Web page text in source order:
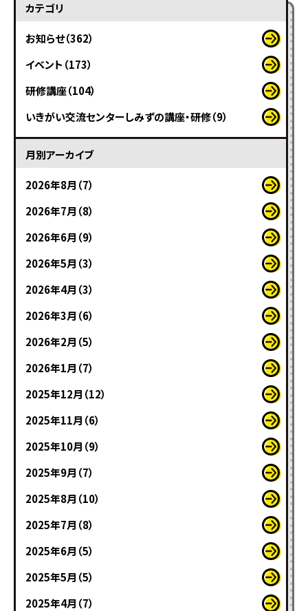
カテゴリ
お知らせ（362）
イベント（173）
研修講座（104）
いきがい交流センターしみずの講座・研修（9）
月別アーカイブ
2026年8月（7）
2026年7月（8）
2026年6月（9）
2026年5月（3）
2026年4月（3）
2026年3月（6）
2026年2月（5）
2026年1月（7）
2025年12月（12）
2025年11月（6）
2025年10月（9）
2025年9月（7）
2025年8月（10）
2025年7月（8）
2025年6月（5）
2025年5月（5）
2025年4月（7）